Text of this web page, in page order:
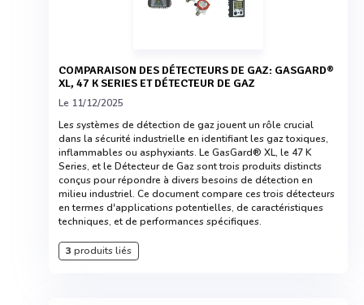
COMPARAISON DES DÉTECTEURS DE GAZ: GASGARD®
XL, 47 K SERIES ET DÉTECTEUR DE GAZ
Le 11/12/2025
Les systèmes de détection de gaz jouent un rôle crucial
dans la sécurité industrielle en identifiant les gaz toxiques,
inflammables ou asphyxiants. Le GasGard® XL, le 47 K
Series, et le Détecteur de Gaz sont trois produits distincts
conçus pour répondre à divers besoins de détection en
milieu industriel. Ce document compare ces trois détecteurs
en termes d'applications potentielles, de caractéristiques
techniques, et de performances spécifiques.
3 produits liés